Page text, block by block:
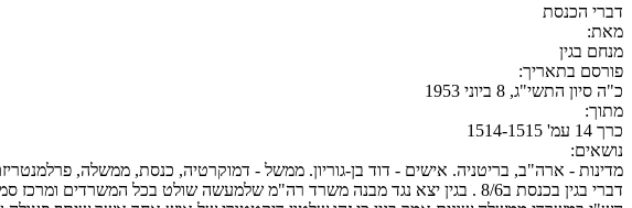
דברי הכנסת
מאת:
מנחם בגין
פורסם בתאריך:
כ"ה סיון התשי"ג, 8 ביוני 1953
מתוך:
כרך 14 עמ' 1514-1515
נושאים:
מדינות - ארה"ב, בריטניה. אישים - דוד בן-גוריון. ממשל - דמוקרטיה, כנסת, ממשלה,
דברי בגין בכנסת ב8/6 . בגין יצא נגד מבנה משרד רה"מ שלמעשה שולט בכל